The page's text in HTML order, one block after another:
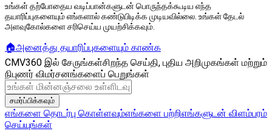
உங்கள் தற்போதைய வடிப்பான்களுடன் பொருந்தக்கூடிய எந்த
தயாரிப்புகளையும் எங்களால் கண்டுபிடிக்க முடியவில்லை. உங்கள் தேடல்
அளவுகோல்களை சரிசெய்ய முயற்சிக்கவும்.
🏠அனைத்து தயாரிப்புகளையும் காண்க
CMV360 இல் சேருங்கள்சிறந்த செய்தி, புதிய அறிமுகங்கள் மற்றும்
நிபுணர் விமர்சனங்களைப் பெறுங்கள்
சமர்ப்பிக்கவும்
எங்களை தொடர்பு கொள்ளவும்எங்களை பற்றிஎங்களுடன் விளம்பரம்
செய்யுங்கள்